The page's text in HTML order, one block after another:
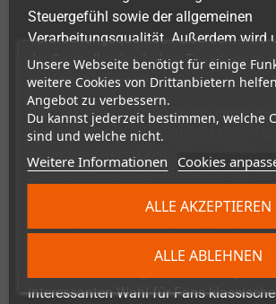
Unsere Webseite benötigt für einige
weitere Cookies von Drittanbietern
Angebot zu verbessern.
Du kannst jederzeit bestimmen, welche
sind und welche nicht.
Weitere Informationen Cookies
ALLE ABLEHNEN
ALLE AKZEPTIEREN
Steuergefühl sowie der allgemeinen
Verarbeitungsqualität. Außerdem wird
der Controller den hohen Erwartungen
gerecht werden kann.
Die Praxiserfahrungen liefern einen
Eindruck davon, wie sich der M30 im
zu anderen Retro-Controllern schlägt
Spieler er besonders interessant ist.
Der 8BitDo M30 richtet sich klar an
Wert auf ein authentisches Spielgefühl
klassische 6-Tasten-Layout, das
interessanten Wahl für Fans